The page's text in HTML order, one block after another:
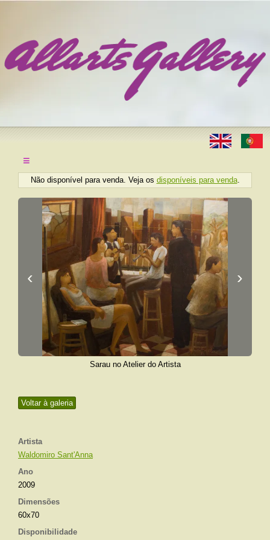
≡
Voltar à galeria
Artista
Waldomiro Sant'Anna
Ano
2009
Dimensões
60x70
Disponibilidade
Não disponível para venda. Veja os disponíveis para venda.
‹ ›
Sarau no Atelier do Artista